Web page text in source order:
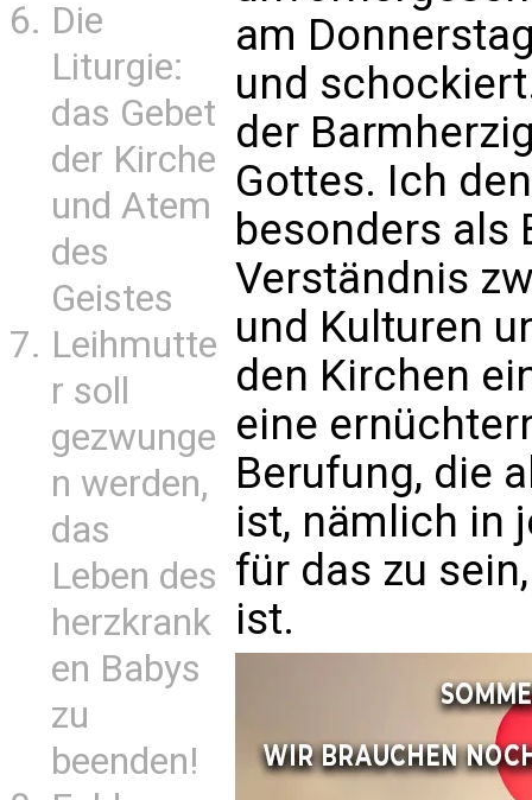
Die
Liturgie:
das Gebet
der Kirche
und Atem
des
Geistes
Leihmutte
r soll
gezwunge
n werden,
das
Leben des
herzkrank
en Babys
zu
beenden!
am
und
der
Gottes. Ich
besonders als
Verständnis
und Kulturen
den Kirchen
eine
Berufung, die
ist, nämlich in
für das zu
ist.